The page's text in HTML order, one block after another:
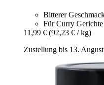
Bitterer
Für Curry Gerichte
11,99 € (92,23 € / kg)
Zustellung bis 13. August